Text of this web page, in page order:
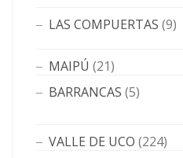
LAS COMPUERTAS (9)
MAIPÚ (21)
BARRANCAS (5)
VALLE DE UCO (224)